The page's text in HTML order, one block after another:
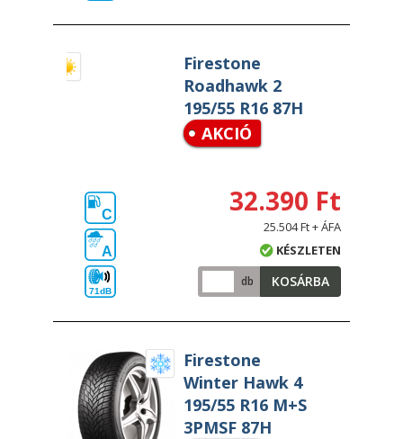
Firestone
Roadhawk 2
195/55 R16 87H
AKCIÓ
C
A
71dB
32.390 Ft
25.504 Ft + ÁFA
KÉSZLETEN
db KOSÁRBA
Firestone
Winter Hawk 4
195/55 R16 M+S
3PMSF 87H